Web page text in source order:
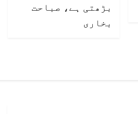
بڑھتی ہے، صباحت
بخاری